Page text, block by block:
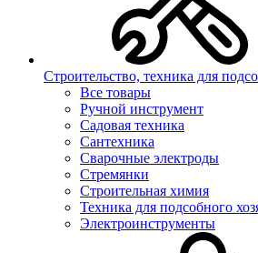
Строительство, техника для
Все товары
Ручной инструмент
Садовая техника
Сантехника
Сварочные электроды
Стремянки
Строительная химия
Техника для подсобного
Электроинструменты